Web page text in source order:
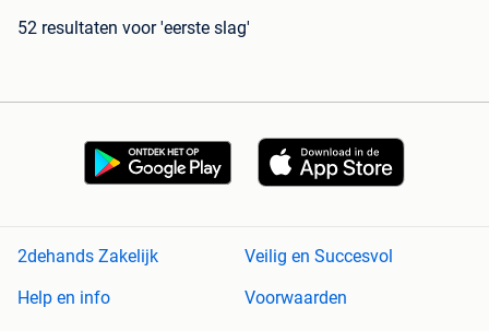
52 resultaten voor 'eerste slag'
2dehands Zakelijk
Veilig en Succesvol
Help en info
Voorwaarden